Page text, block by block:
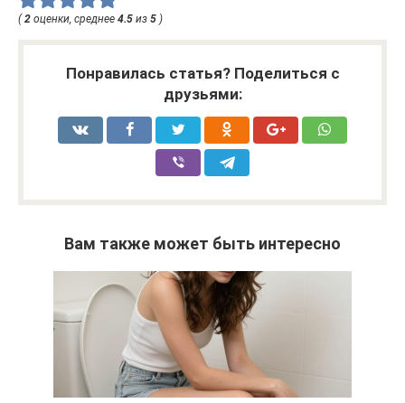
(2 оценки, среднее 4.5 из 5 )
Понравилась статья? Поделиться с
друзьями:
Вам также может быть интересно